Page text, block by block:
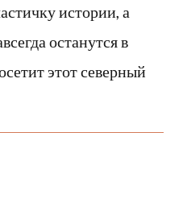
истории, а
останутся в
этот северный